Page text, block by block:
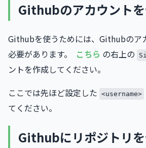
Githubのアカウント
Githubを使うためには、Githubのア
必要があります。
こちら の右上の
ントを作成してください。
ここでは先ほど設定した <username>
てください。
Githubにリポジトリ